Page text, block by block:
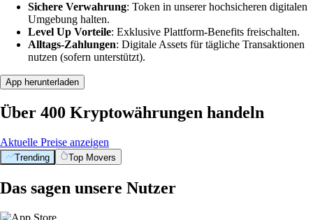
Sichere Verwahrung: Token in unserer hochsicheren digitalen
Umgebung halten.
Level Up Vorteile: Exklusive Plattform-Benefits freischalten.
Alltags-Zahlungen: Digitale Assets für tägliche Transaktionen
nutzen (sofern unterstützt).
App herunterladen
Über 400 Kryptowährungen handeln
Aktuelle Preise anzeigen
Trending Top Movers
Das sagen unsere Nutzer